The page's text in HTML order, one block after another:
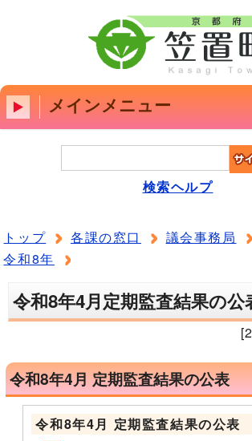
メインメニュー
検索ヘルプ
トップ 各課の窓口 議会事務局
令和8年
令和8年4月定期監査結果の公
令和8年4月 定期監査結果の公表
令和8年4月 定期監査結果の公表